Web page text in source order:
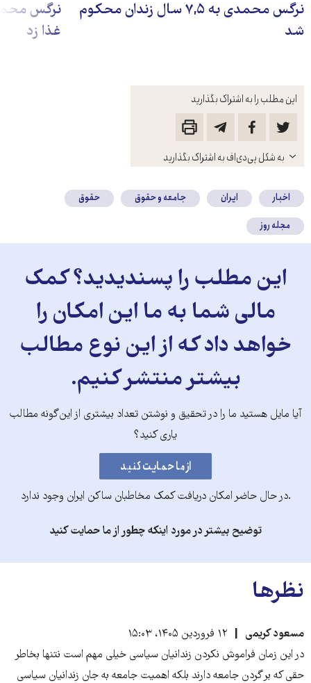
این مطلب را به اشتراک بگذارید
باز
کنید
به شکل پی‌دی‌اف به اشتراک بگذارید
نرگس محمدی به ۷,۵ سال زندان محکوم
شد
نرگس
غذا زد
اخبار ایران جامعه و حقوق
حقوق
مجله روز
این مطلب را پسندیدید؟ کمک
مالی شما به ما این امکان را
خواهد داد که از این نوع مطالب
بیشتر منتشر کنیم.
آیا مایل هستید ما را در تحقیق و نوشتن تعداد بیشتری از این‌گونه مطالب
یاری کنید؟
.در حال حاضر امکان دریافت کمک مخاطبان ساکن ایران وجود ندارد
توضیح بیشتر در مورد اینکه چطور از ما حمایت کنید
نظرها
مسعود کریمی
۱۲ فروردین ۱۴۰۵، ۱۵:۰۳
در این زمان فراموش نکردن زندانیان سیاسی خیلی مهم است نتنها بخاطر
حقی که بر گردن جامعه دارند بلکه اهمیت جامعه به جان زندانیان سیاسی